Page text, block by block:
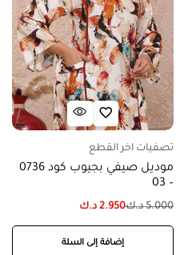
تصفيات اخر القطع
موديل صيفي بجيوب كود 0736
– 03
5.000 د.ك2.950 د.ك
إضافة إلى السلة